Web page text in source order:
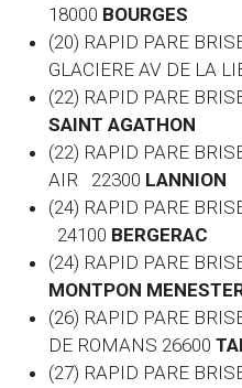
18000 BOURGES
(20) RAPID PARE
GLACIERE AV DE LA
(22) RAPID PARE
SAINT AGATHON
(22) RAPID PARE
AIR 22300 LANNION
(24) RAPID PARE
24100 BERGERAC
(24) RAPID PARE
MONTPON
(26) RAPID PARE
DE ROMANS 26600
(27) RAPID PARE